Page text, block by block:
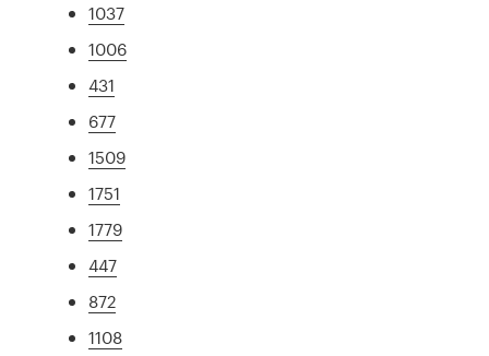
1037
1006
431
677
1509
1751
1779
447
872
1108